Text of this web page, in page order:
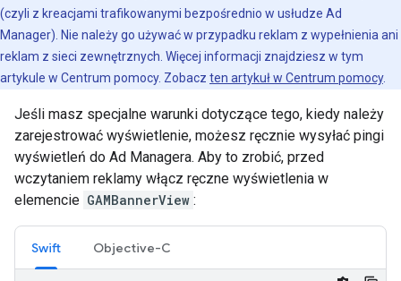
(czyli z kreacjami trafikowanymi bezpośrednio w usłudze Ad
Manager). Nie należy go używać w przypadku reklam z wypełnienia ani
reklam z sieci zewnętrznych. Więcej informacji znajdziesz w tym
artykule w Centrum pomocy. Zobacz ten artykuł w Centrum pomocy.
Jeśli masz specjalne warunki dotyczące tego, kiedy należy
zarejestrować wyświetlenie, możesz ręcznie wysyłać pingi
wyświetleń do Ad Managera. Aby to zrobić, przed
wczytaniem reklamy włącz ręczne wyświetlenia w
elemencie GAMBannerView :
Swift Objective-C